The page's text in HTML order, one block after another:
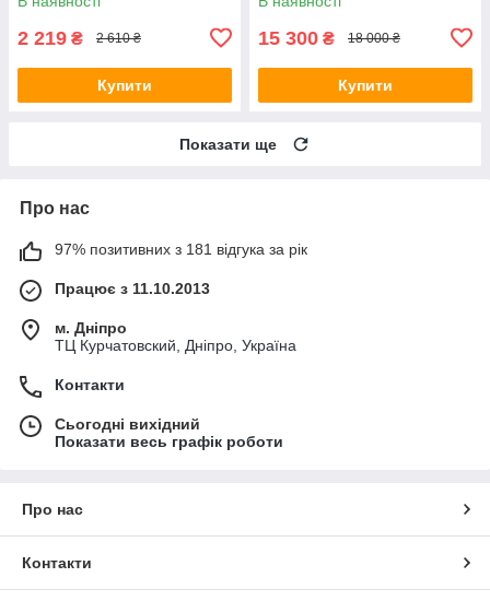
2 219 ₴ 2 610 ₴
Купити
15 300 ₴ 18 000 ₴
Купити
Показати ще
Про нас
97% позитивних з 181 відгука за рік
Працює з 11.10.2013
м. Дніпро
ТЦ Курчатовский, Дніпро, Україна
Контакти
Сьогодні вихідний
Показати весь графік роботи
Про нас
Контакти